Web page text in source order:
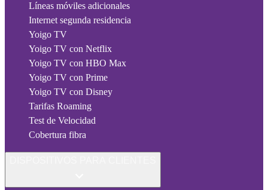
Líneas móviles adicionales
Internet segunda residencia
Yoigo TV
Yoigo TV con Netflix
Yoigo TV con HBO Max
Yoigo TV con Prime
Yoigo TV con Disney
Tarifas Roaming
Test de Velocidad
Cobertura fibra